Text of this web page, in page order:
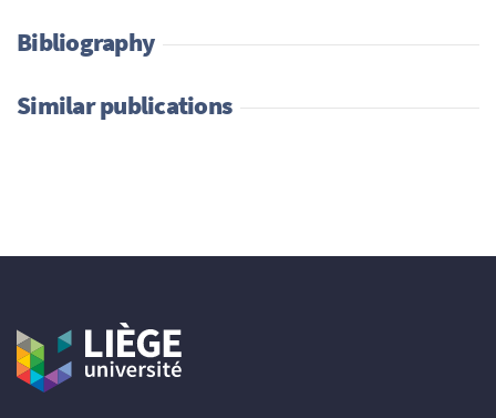
Bibliography
Similar publications